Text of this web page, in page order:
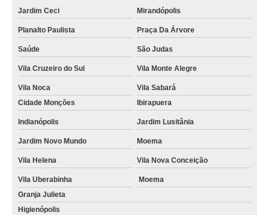
Jardim Ceci Mirandópolis
Planalto Paulista Praça Da Árvore
Saúde São Judas
Vila Cruzeiro do Sul Vila Monte Alegre
Vila Noca
Vila Sabará
Cidade Monções
Ibirapuera
Indianópolis Jardim Lusitânia
Jardim Novo Mundo Moema
Vila Helena Vila Nova Conceição
Vila Uberabinha
Moema
Granja Julieta
Higienópolis